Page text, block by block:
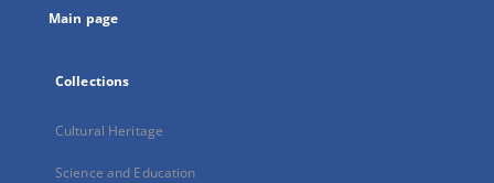
Main page
Collections
Cultural Heritage
Science and Education